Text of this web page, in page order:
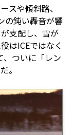
スや傾斜路、
の鈍い轟音が響
支配し、雪が
はICEではなく
、ついに「レン
。